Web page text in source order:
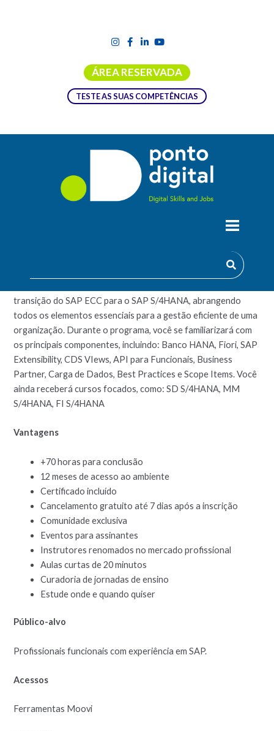
ÁREA RESERVADA
TESTE AS SUAS COMPETÊNCIAS
S/4HANA PARA FUNCIONAIS
transição do SAP ECC para o SAP S/4HANA, abrangendo
todos os elementos essenciais para a gestão eficiente de uma
organização. Durante o programa, você se familiarizará com
os principais componentes, incluindo: Banco HANA, Fiori, SAP
Extensibility, CDS VIews, API para Funcionais, Business
Partner, Carga de Dados, Best Practices e Scope Items. Você
ainda receberá cursos focados, como: SD S/4HANA, MM
S/4HANA, FI S/4HANA
Vantagens
+70 horas para conclusão
12 meses de acesso ao ambiente
Certificado incluído
Cancelamento gratuito até 7 dias após a inscrição
Comunidade exclusiva
Eventos para assinantes
Instrutores renomados no mercado profissional
Aulas curtas de 20 minutos
Curadoria de jornadas de ensino
Estude onde e quando quiser
Público-alvo
Profissionais funcionais com experiência em SAP.
Acessos
Ferramentas Moovi